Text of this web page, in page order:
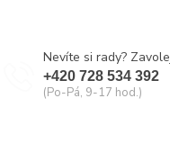
Nevíte si rady?
+420 728 534 392
(Po-Pá, 9-17 hod.)